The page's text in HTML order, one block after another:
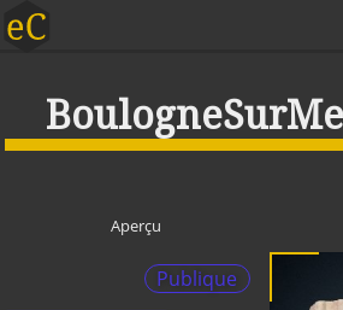
Aperçu
Publique